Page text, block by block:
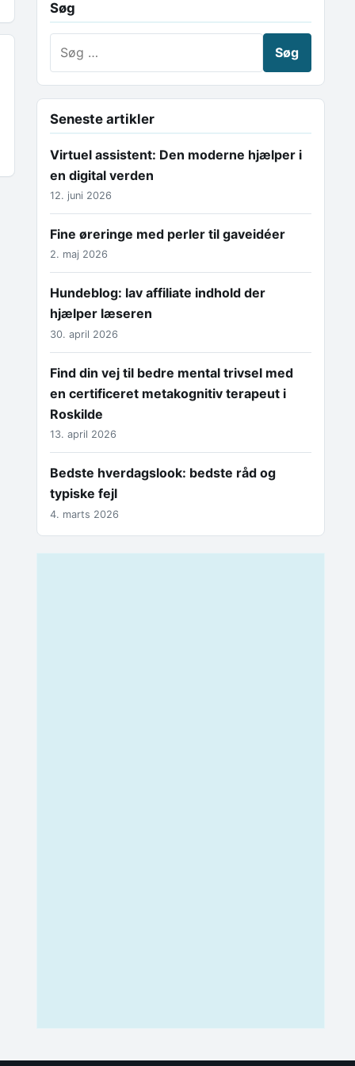
Søg
Seneste artikler
Virtuel assistent: Den moderne hjælper i
en digital verden
12. juni 2026
Fine øreringe med perler til gaveidéer
2. maj 2026
Hundeblog: lav affiliate indhold der
hjælper læseren
30. april 2026
Find din vej til bedre mental trivsel med
en certificeret metakognitiv terapeut i
Roskilde
13. april 2026
Bedste hverdagslook: bedste råd og
typiske fejl
4. marts 2026